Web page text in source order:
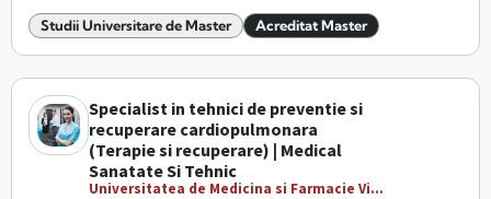
Studii Universitare de Master Acreditat Master
Specialist in tehnici de preventie si
recuperare cardiopulmonara
(Terapie si recuperare) | Medical
Sanatate Si Tehnic
Universitatea de Medicina si Farmacie Vi...